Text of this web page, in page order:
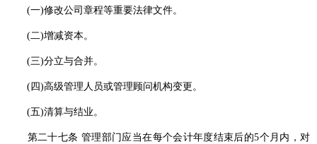
(一)修改公司章程等重要法律文件。
(二)增减资本。
(三)分立与合并。
(四)高级管理人员或管理顾问机构变更。
(五)清算与结业。
第二十七条 管理部门应当在每个会计年度结束后的5个月内，对